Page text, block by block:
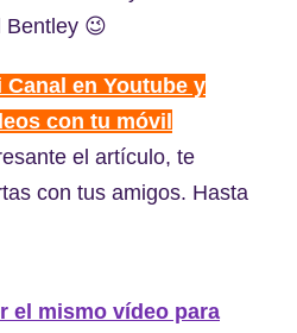
Bentley 😉
en Youtube y
con tu móvil
el artículo, te
con tus amigos. Hasta
el mismo vídeo para